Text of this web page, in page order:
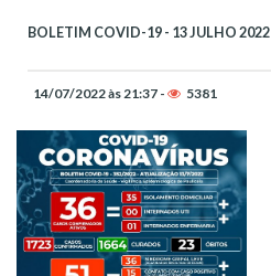
BOLETIM COVID-19 - 13 JULHO 2022
14/07/2022 às 21:37 - 5381